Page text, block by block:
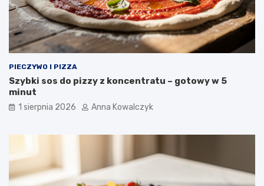
PIECZYWO I PIZZA
Szybki sos do pizzy z koncentratu – gotowy w 5
minut
1 sierpnia 2026 Anna Kowalczyk